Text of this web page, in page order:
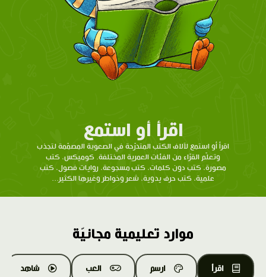
اقرأ أو استمع
اقرأ أو استمع لآلاف الكتب المتدرّحة في الصعوبة المصمّمة لتجذب
وتعلّم القرّاء من الفئات العمرية المختلفة. كوميكس، كتب
مصورة، كتب دون كلمات، كتب مسجوعة، روايات فصول، كتب
علمية، كتب حرف يدوية، شعر وخواطر وغيرها الكثير...
موارد تعليمية مجانيّة
اقرأ ارسم العب شاهد